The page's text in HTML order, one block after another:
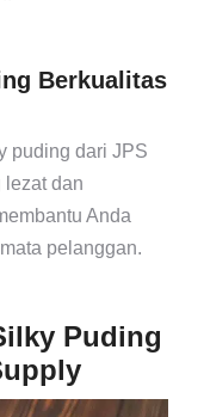
Berkualitas
puding dari JPS
lezat dan
Anda
pelanggan.
Puding